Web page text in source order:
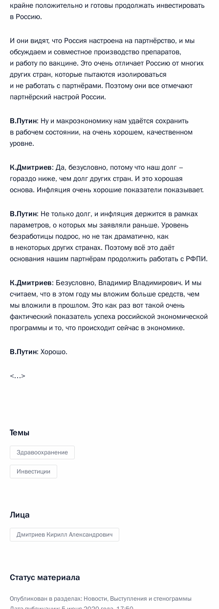
крайне положительно и готовы продолжать инвестировать
в Россию.
И они видят, что Россия настроена на партнёрство, и мы
обсуждаем и совместное производство препаратов,
и работу по вакцине. Это очень отличает Россию от многих
других стран, которые пытаются изолироваться
и не работать с партнёрами. Поэтому они все отмечают
партнёрский настрой России.
В.Путин: Ну и макроэкономику нам удаётся сохранить
в рабочем состоянии, на очень хорошем, качественном
уровне.
К.Дмитриев: Да, безусловно, потому что наш долг –
гораздо ниже, чем долг других стран. И это хорошая
основа. Инфляция очень хорошие показатели показывает.
В.Путин: Не только долг, и инфляция держится в рамках
параметров, о которых мы заявляли раньше. Уровень
безработицы подрос, но не так драматично, как
в некоторых других странах. Поэтому всё это даёт
основания нашим партнёрам продолжить работать с РФПИ.
К.Дмитриев: Безусловно, Владимир Владимирович. И мы
считаем, что в этом году мы вложим больше средств, чем
мы вложили в прошлом. Это как раз вот такой очень
фактический показатель успеха российской экономической
программы и то, что происходит сейчас в экономике.
В.Путин: Хорошо.
<…>
Темы
Здравоохранение
Инвестиции
Лица
Дмитриев Кирилл Александрович
Статус материала
Опубликован в разделах: Новости, Выступления и стенограммы